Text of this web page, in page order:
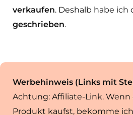
verkaufen. Deshalb habe ich
geschrieben.
Werbehinweis (Links mit
Achtung: Affiliate-Link.
Produkt kaufst, bekomme